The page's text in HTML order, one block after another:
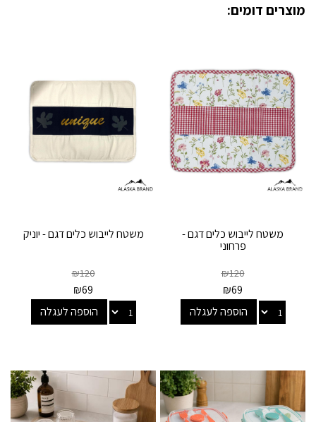
מוצרים דומים:
משטח לייבוש כלים דגם -
פרחוני
₪120
₪69
הוספה לעגלה
משטח לייבוש כלים דגם - יוניק
₪120
₪69
הוספה לעגלה